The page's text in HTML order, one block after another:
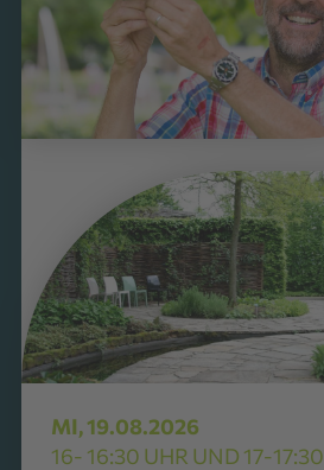
MI, 19.08.2026
16- 16:30 UHR UND 17-17:30